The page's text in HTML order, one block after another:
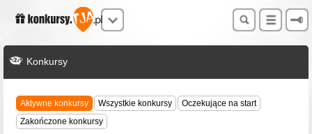
Konkursy
Aktywne konkursy Wszystkie konkursy
Oczekujące na start
Zakończone konkursy